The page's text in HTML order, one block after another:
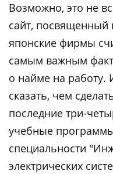
Возможно, это не
сайт, посвященный
японские фирмы
самым важным
о найме на работу.
сказать, чем
последние три-
учебные
специальности
электрических